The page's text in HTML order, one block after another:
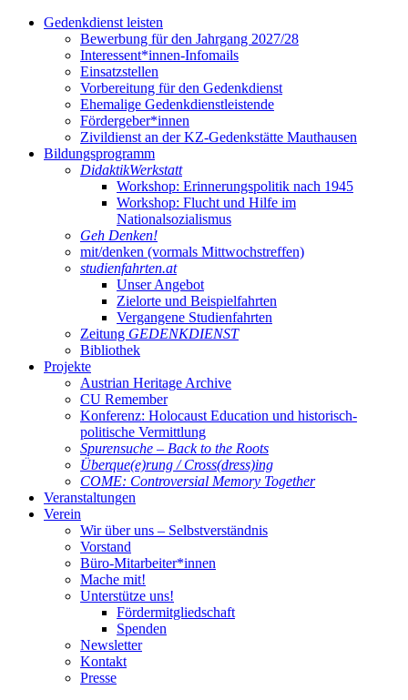
Gedenkdienst leisten
Bewerbung für den Jahrgang 2027/28
Interessent*innen-Infomails
Einsatzstellen
Vorbereitung für den Gedenkdienst
Ehemalige Gedenkdienstleistende
Fördergeber*innen
Zivildienst an der KZ-Gedenkstätte Mauthausen
Bildungsprogramm
DidaktikWerkstatt
Workshop: Erinnerungspolitik nach 1945
Workshop: Flucht und Hilfe im
Nationalsozialismus
Geh Denken!
mit/denken (vormals Mittwochstreffen)
studienfahrten.at
Unser Angebot
Zielorte und Beispielfahrten
Vergangene Studienfahrten
Zeitung GEDENKDIENST
Bibliothek
Projekte
Austrian Heritage Archive
CU Remember
Konferenz: Holocaust Education und historisch-
politische Vermittlung
Spurensuche – Back to the Roots
Überque(e)rung / Cross(dress)ing
COME: Controversial Memory Together
Veranstaltungen
Verein
Wir über uns – Selbstverständnis
Vorstand
Büro-Mitarbeiter*innen
Mache mit!
Unterstütze uns!
Fördermitgliedschaft
Spenden
Newsletter
Kontakt
Presse